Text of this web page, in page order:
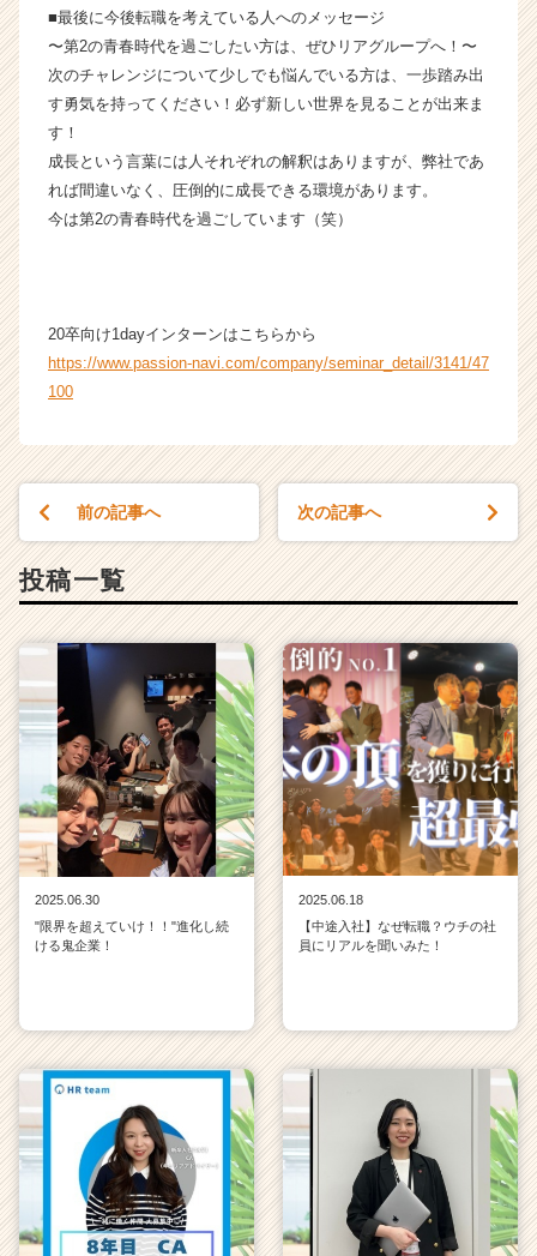
が
就
活
イ
ト
チ
ア
（C
C
r
■最後に今後転職を考えている人へのメッセージ
〜第2の青春時代を過ごしたい方は、ぜひリアグループへ！〜
次のチャレンジについて少しでも悩んでいる方は、一歩踏み出
す勇気を持ってください！必ず新しい世界を見ることが出来ま
す！
成長という言葉には人それぞれの解釈はありますが、弊社であ
れば間違いなく、圧倒的に成長できる環境があります。
今は第2の青春時代を過ごしています（笑）
20卒向け1dayインターンはこちらから
https://www.passion-navi.com/company/seminar_detail/3141/47
100
前の記事へ 次の記事へ
投稿一覧
2025.06.30
"限界を超えていけ！！"進化し続
ける鬼企業！
2025.06.18
【中途入社】なぜ転職？ウチの社
員にリアルを聞いみた！